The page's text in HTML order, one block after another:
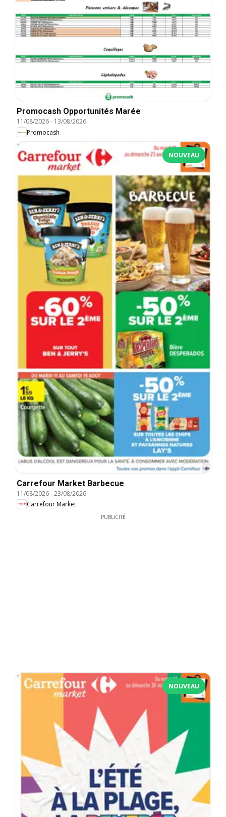
Promocash Opportunités Marée
11/08/2026- 13/08/2026
Promocash
NOUVEAU
Carrefour Market Barbecue
11/08/2026-23/08/2026
Carrefour Market
PUBLICITÉ
NOUVEAU